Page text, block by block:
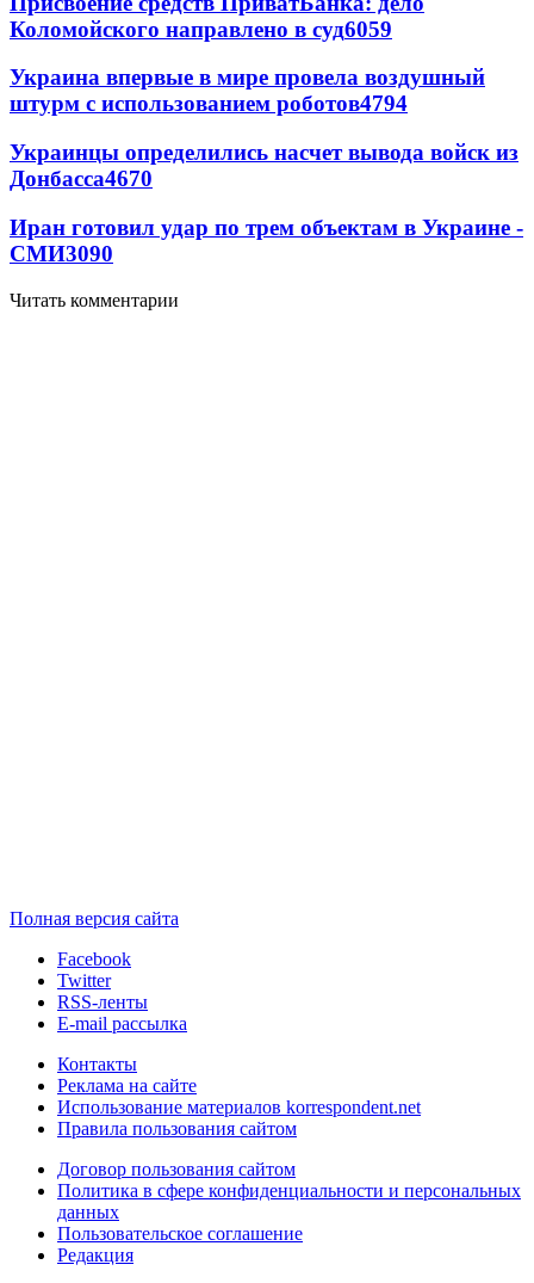
Коломойского направлено в суд6059
Украина впервые в мире провела воздушный
штурм с использованием роботов4794
Украинцы определились насчет вывода войск из
Донбасса4670
Иран готовил удар по трем объектам в Украине -
СМИ3090
Читать комментарии
Полная версия сайта
Facebook
Twitter
RSS-ленты
E-mail рассылка
Контакты
Реклама на сайте
Использование материалов korrespondent.net
Правила пользования сайтом
Договор пользования сайтом
Политика в сфере конфиденциальности и персональных
данных
Пользовательское соглашение
Редакция